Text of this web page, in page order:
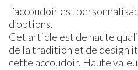
L’accoudoir est
d’options.
Cet article est de haute
de la tradition et de design
cette accoudoir. Haute